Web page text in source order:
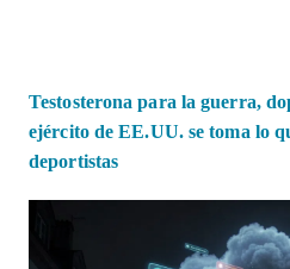
Testosterona para la guerra,
ejército de EE.UU. se toma lo
deportistas